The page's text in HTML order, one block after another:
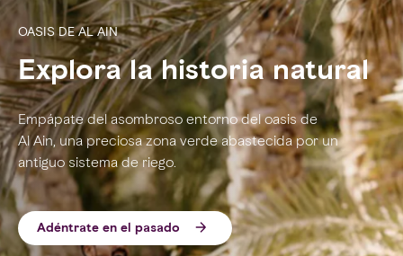
OASIS DE AL AIN
Explora la historia natural
Empápate del asombroso entorno del oasis de
Al Ain, una preciosa zona verde abastecida por un
antiguo sistema de riego.
Adéntrate en el pasado